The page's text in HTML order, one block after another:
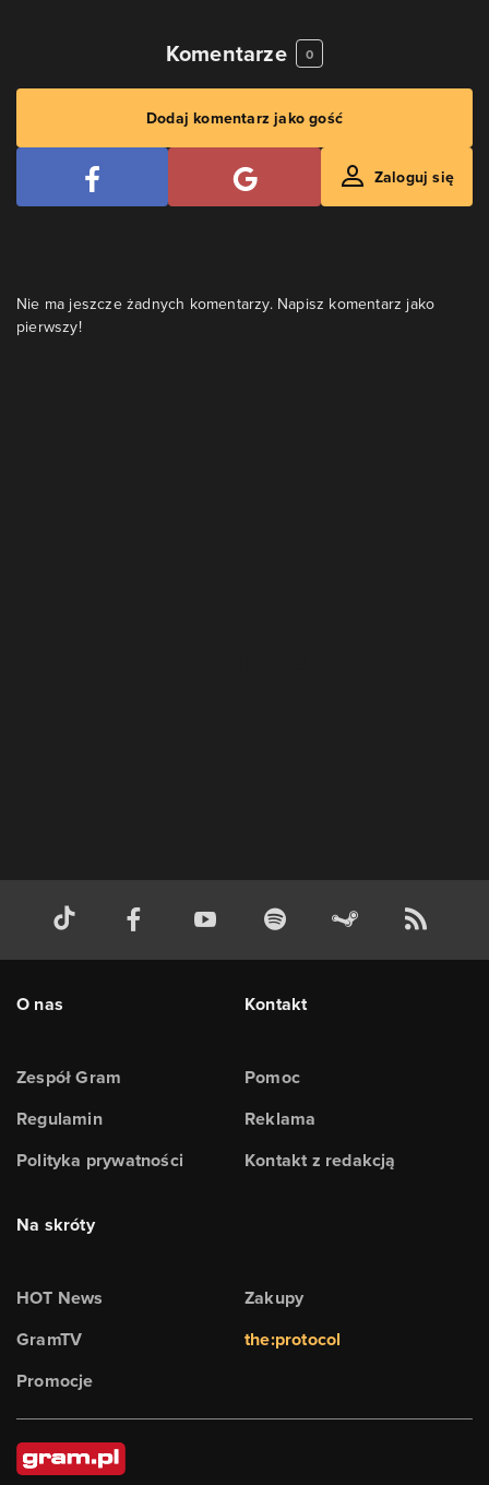
Komentarze 0
Dodaj komentarz jako gość
Zaloguj się
Nie ma jeszcze żadnych komentarzy. Napisz komentarz jako
pierwszy!
O nas
Zespół Gram
Regulamin
Polityka prywatności
Kontakt
Pomoc
Reklama
Kontakt z redakcją
Na skróty
HOT News
GramTV
Promocje
Zakupy
the:protocol